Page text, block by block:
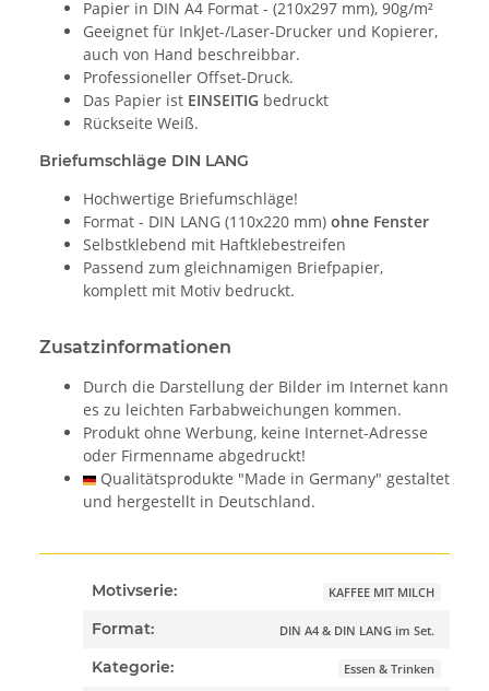
Papier in DIN A4 Format - (210x297 mm), 90g/m²
Geeignet für InkJet-/Laser-Drucker und Kopierer,
auch von Hand beschreibbar.
Professioneller Offset-Druck.
Das Papier ist EINSEITIG bedruckt
Rückseite Weiß.
Briefumschläge DIN LANG
Hochwertige Briefumschläge!
Format - DIN LANG (110x220 mm) ohne Fenster
Selbstklebend mit Haftklebestreifen
Passend zum gleichnamigen Briefpapier,
komplett mit Motiv bedruckt.
Zusatzinformationen
Durch die Darstellung der Bilder im Internet kann
es zu leichten Farbabweichungen kommen.
Produkt ohne Werbung, keine Internet-Adresse
oder Firmenname abgedruckt!
Qualitätsprodukte "Made in Germany" gestaltet
und hergestellt in Deutschland.
Motivserie: KAFFEE MIT MILCH
Format: DIN A4 & DIN LANG im Set.
Kategorie: Essen & Trinken